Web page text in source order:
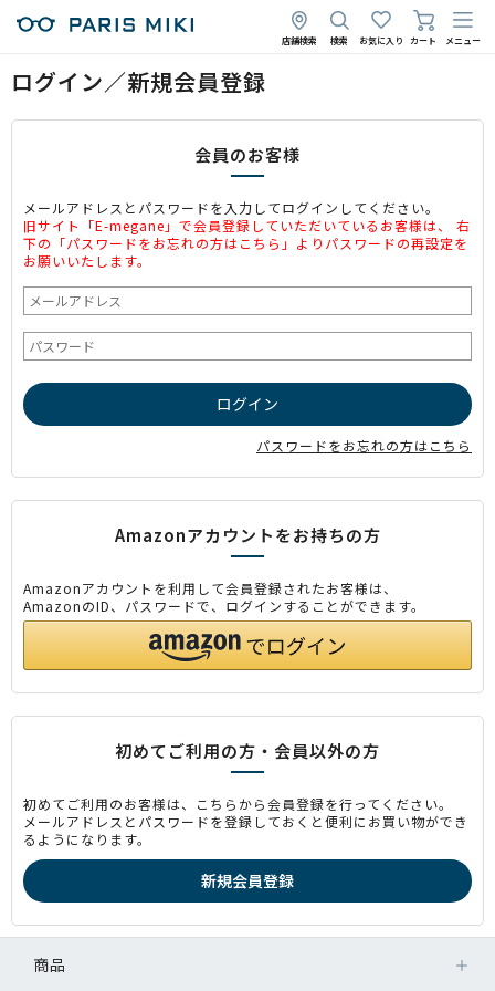
店舗検索 検索 お気に入り カート メニュー
ログイン／新規会員登録
会員のお客様
メールアドレスとパスワードを入力してログインしてください。
旧サイト「E-megane」で会員登録していただいているお客様は、 右
下の「パスワードをお忘れの方はこちら」よりパスワードの再設定を
お願いいたします。
パスワードをお忘れの方はこちら
Amazonアカウントをお持ちの方
Amazonアカウントを利用して会員登録されたお客様は、
AmazonのID、パスワードで、ログインすることができます。
初めてご利用の方・会員以外の方
初めてご利用のお客様は、こちらから会員登録を行ってください。
メールアドレスとパスワードを登録しておくと便利にお買い物ができ
るようになります。
商品